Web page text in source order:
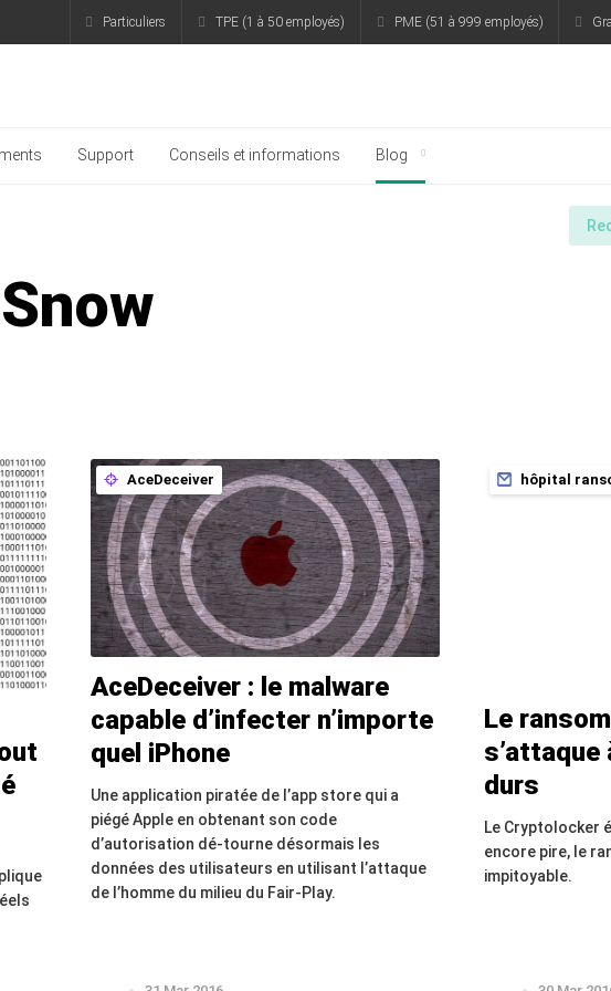
Particuliers TPE (1 à 50 employés) PME (51 à 999 employés)
Support Conseils et informations Blog
AceDeceiver
AceDeceiver : le malware
capable d’infecter n’importe
quel iPhone
Une application piratée de l’app store qui a
piégé Apple en obtenant son code
d’autorisation dé-tourne désormais les
données des utilisateurs en utilisant l’attaque
de l’homme du milieu du Fair-Play.
hôpital
Le
s’attaque
durs
Le Cryptolocker
encore pire, le
impitoyable.